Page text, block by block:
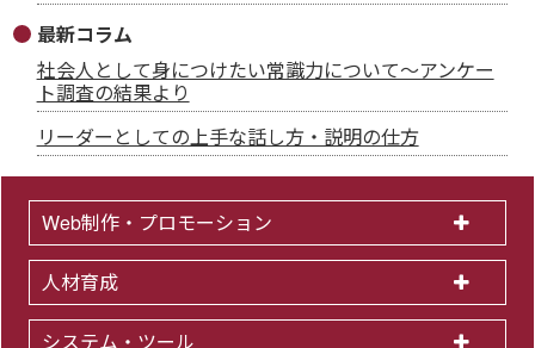
最新コラム
社会人として身につけたい常識力について～アンケー
ト調査の結果より
リーダーとしての上手な話し方・説明の仕方
Web制作・プロモーション
人材育成
システム・ツール